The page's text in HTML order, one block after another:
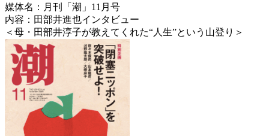
媒体名：月刊「潮」11月号
内容：田部井進也インタビュー
＜母・田部井淳子が教えてくれた“人生”という山登り＞